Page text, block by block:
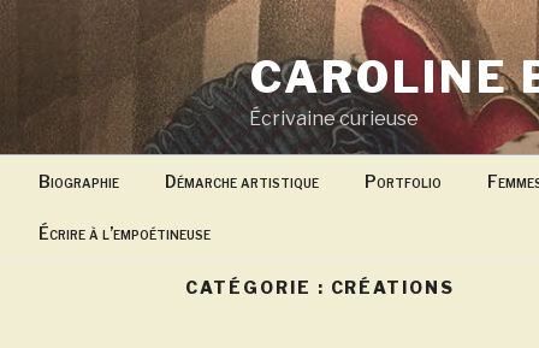
Aller
principal
CAROLINE
Écrivaine curieuse
Biographie Démarche artistique Portfolio
Écrire à l’empoétineuse
CATÉGORIE : CRÉATIONS